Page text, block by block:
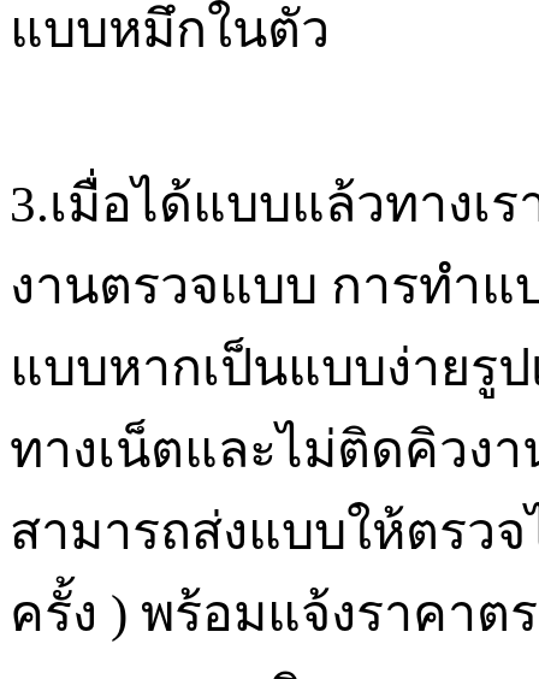
แบบหมึกในตัว
3.เมื่อได้แบบแล้วทางเ
งานตรวจแบบ การทำ
แบบหากเป็นแบบง่ายรู
ทางเน็ตและไม่ติดคิวง
สามารถส่งแบบให้ตรว
ครั้ง ) พร้อมแจ้งราคาต